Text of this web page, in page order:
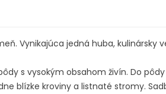
Vynikajúca jedná huba,
s vysokým obsahom živín. Do
blízke kroviny a listnaté stromy.